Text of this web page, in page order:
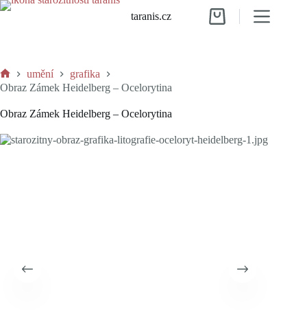
Skip
taranis.cz
Shopping
Home
umění
grafika
Obraz Zámek Heidelberg – Ocelorytina
Obraz Zámek Heidelberg – Ocelorytina